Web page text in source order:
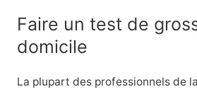
Faire un test de
domicile
La plupart des professionnels de